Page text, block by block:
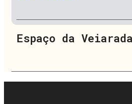
Espaço da Veiarada